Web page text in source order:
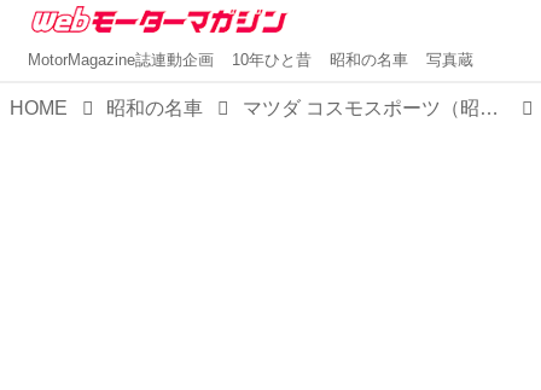
MotorMagazine誌連動企画 10年ひと昔 昭和の名車 写真蔵
HOME 昭和の名車 マツダ コスモスポーツ（昭和42／1967年5月発売・L10A型） 【昭和の名車・完全版ダイジェスト038】